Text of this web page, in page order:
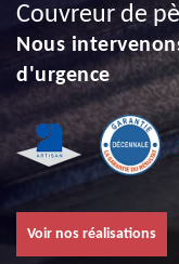
Couvreur de
Nous
d'urgence
Voir nos réalisations